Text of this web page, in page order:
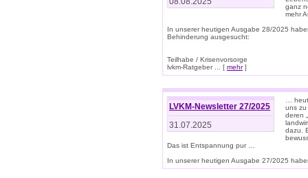
ganz
mehr
In unserer heutigen Ausgabe 28/2025
Behinderung ausgesucht:
Teilhabe / Krisenvorsorge
lvkm-Ratgeber ... [ mehr]
LVKM-Newsletter 27/2025
31.07.2025
…
uns zu
deren
dazu.
Das ist Entspannung pur …
In unserer heutigen Ausgabe 27/2025